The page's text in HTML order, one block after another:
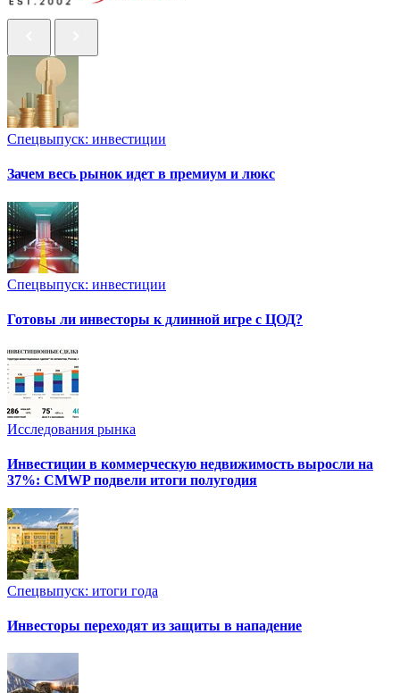
Спецвыпуск: инвестиции
Зачем весь рынок идет в премиум и люкс
Спецвыпуск: инвестиции
Готовы ли инвесторы к длинной игре с ЦОД?
Исследования рынка
Инвестиции в коммерческую недвижимость выросли на
37%: CMWP подвели итоги полугодия
Спецвыпуск: итоги года
Инвесторы переходят из защиты в нападение